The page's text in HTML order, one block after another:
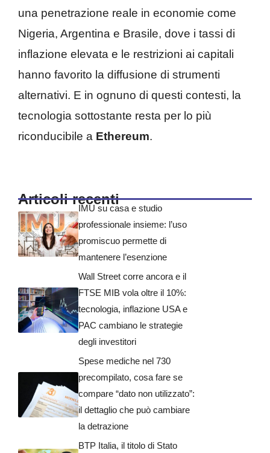
una penetrazione reale in economie come
Nigeria, Argentina e Brasile, dove i tassi di
inflazione elevata e le restrizioni ai capitali
hanno favorito la diffusione di strumenti
alternativi. E in ognuno di questi contesti, la
tecnologia sottostante resta per lo più
riconducibile a Ethereum.
Articoli recenti
IMU su casa e studio
professionale insieme: l’uso
promiscuo permette di
mantenere l’esenzione
Wall Street corre ancora e il
FTSE MIB vola oltre il 10%:
tecnologia, inflazione USA e
PAC cambiano le strategie
degli investitori
Spese mediche nel 730
precompilato, cosa fare se
compare “dato non utilizzato”:
il dettaglio che può cambiare
la detrazione
BTP Italia, il titolo di Stato